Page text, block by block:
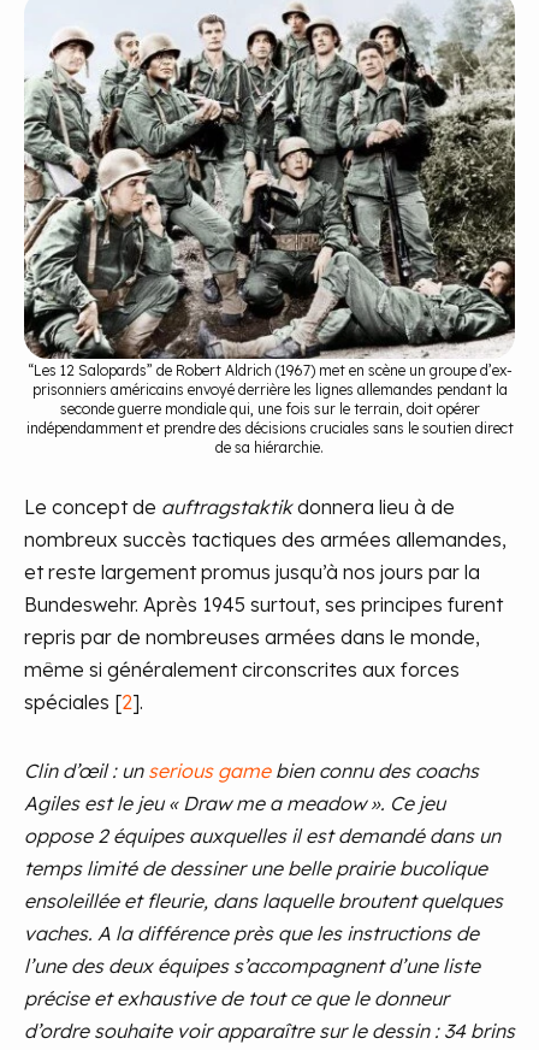
“Les 12 Salopards” de Robert Aldrich (1967) met en scène un groupe d’ex-
prisonniers américains envoyé derrière les lignes allemandes pendant la
seconde guerre mondiale qui, une fois sur le terrain, doit opérer
indépendamment et prendre des décisions cruciales sans le soutien direct
de sa hiérarchie.
Le concept de auftragstaktikdonnera lieu à de
nombreux succès tactiques des armées allemandes,
et reste largement promus jusqu’à nos jours par la
Bundeswehr. Après 1945 surtout, ses principes furent
repris par de nombreuses armées dans le monde,
même si généralement circonscrites aux forces
spéciales [2].
Clin d’œil : un serious gamebien connu des coachs
Agiles est le jeu « Draw me a meadow ». Ce jeu
oppose 2 équipes auxquelles il est demandé dans un
temps limité de dessiner une belle prairie bucolique
ensoleillée et fleurie, dans laquelle broutent quelques
vaches. A la différence près que les instructions de
l’une des deux équipes s’accompagnent d’une liste
précise et exhaustive de tout ce que le donneur
d’ordre souhaite voir apparaître sur le dessin : 34 brins